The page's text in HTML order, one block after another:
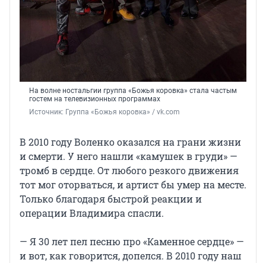
На волне ностальгии группа «Божья коровка» стала частым
гостем на телевизионных программах
Источник: Группа «Божья коровка» / vk.com
В 2010 году Воленко оказался на грани жизни
и смерти. У него нашли «камушек в груди» —
тромб в сердце. От любого резкого движения
тот мог оторваться, и артист бы умер на месте.
Только благодаря быстрой реакции и
операции Владимира спасли.
— Я 30 лет пел песню про «Каменное сердце» —
и вот, как говорится, допелся. В 2010 году наш